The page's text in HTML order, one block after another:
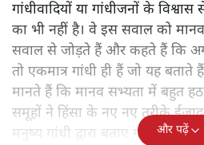
गांधीवादियों या गांधीजनों के
का भी नहीं है। वे इस सवाल को
सवाल से जोड़ते हैं और कहते हैं कि
तो एकमात्र गांधी ही हैं जो यह
मानते हैं कि मानव सभ्यता में बहुत
समूहों ने हिंसा के नए नए तरीके
मनुष्य गांधी द्वारा बताए गए अहिंसा
और पढ़ें